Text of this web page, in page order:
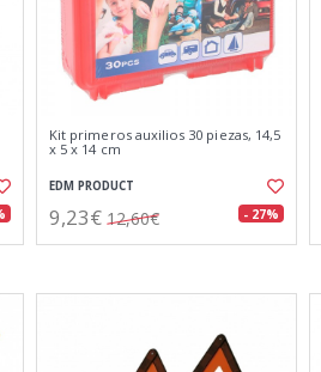
Kit primeros auxilios 30 piezas, 14,5
x 5 x 14 cm
EDM PRODUCT
9,23€ 12,60€ - 27%